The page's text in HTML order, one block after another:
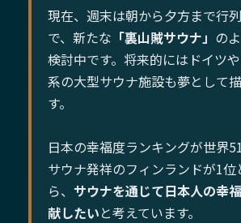
現在、週末は朝から夕方まで行
で、新たな 「裏山賊サウナ」 の
検討中です。将来的にはドイツ
系の大型サウナ施設も夢として
す。
日本の幸福度ランキングが世界
サウナ発祥のフィンランドが1
ら、 サウナを通じて日本人の幸
献したいと考えています。